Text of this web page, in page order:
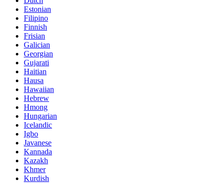
Estonian
Filipino
Finnish
Frisian
Galician
Georgian
Gujarati
Haitian
Hausa
Hawaiian
Hebrew
Hmong
Hungarian
Icelandic
Igbo
Javanese
Kannada
Kazakh
Khmer
Kurdish